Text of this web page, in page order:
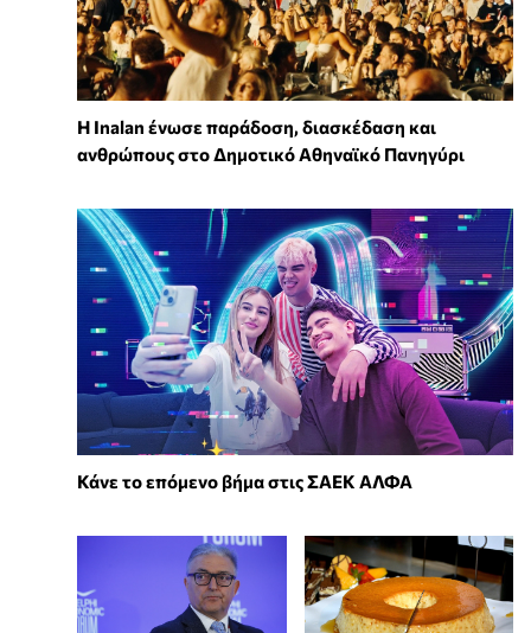
Η Inalan ένωσε παράδοση, διασκέδαση και
ανθρώπους στο Δημοτικό Αθηναϊκό Πανηγύρι
Κάνε το επόμενο βήμα στις ΣΑΕΚ ΑΛΦΑ